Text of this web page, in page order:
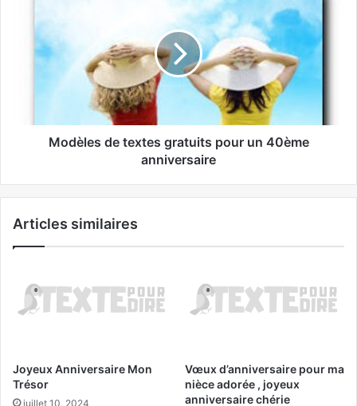
Modèles de textes gratuits pour un 40ème
anniversaire
Articles similaires
Joyeux Anniversaire Mon
Trésor
juillet 10, 2024
Vœux d’anniversaire pour ma
nièce adorée , joyeux
anniversaire chérie